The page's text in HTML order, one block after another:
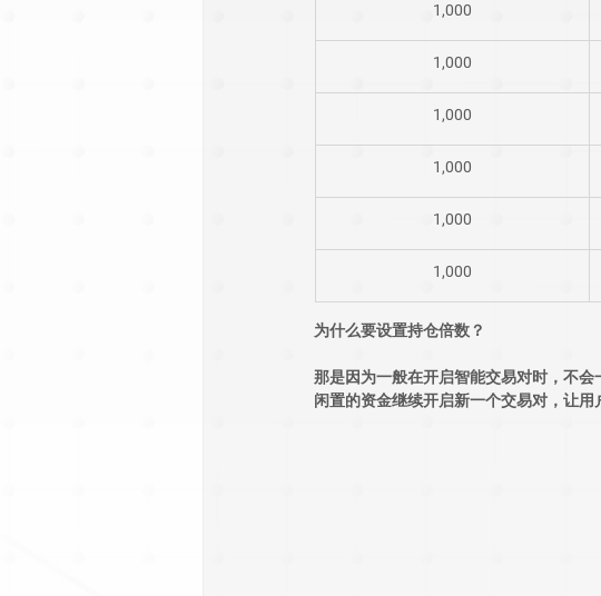
​1,000
​1,000
1,000
1,000
1,000
1,000
为什么要设置持仓倍数？
那是因为一般在开启智能交易对时，不
闲置的资金继续开启新一个交易对，让用